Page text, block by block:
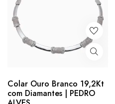
Colar Ouro Branco 19,2Kt
com Diamantes | PEDRO